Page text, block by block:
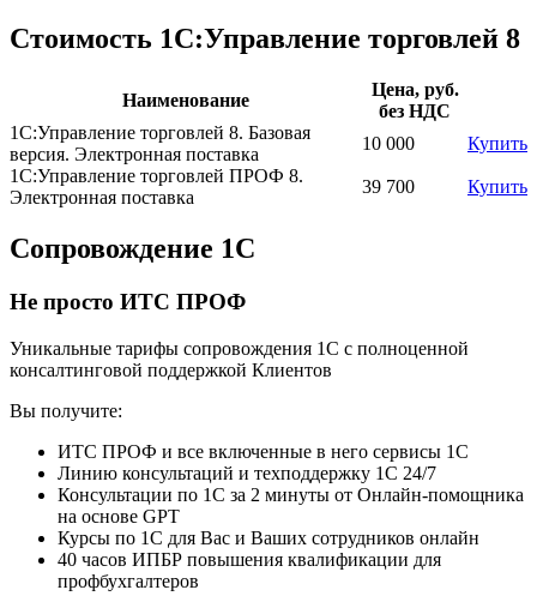
Стоимость 1С:Управление торговлей 8
Наименование
Цена, руб.
без НДС
1С:Управление торговлей 8. Базовая
версия. Электронная поставка
10 000
Купить
1С:Управление торговлей ПРОФ 8.
Электронная поставка
39 700 Купить
Сопровождение 1С
Не просто ИТС ПРОФ
Уникальные тарифы сопровождения 1С с полноценной
консалтинговой поддержкой Клиентов
Вы получите:
ИТС ПРОФ и все включенные в него сервисы 1С
Линию консультаций и техподдержку 1С 24/7
Консультации по 1С за 2 минуты от Онлайн-помощника
на основе GPT
Курсы по 1С для Вас и Ваших сотрудников онлайн
40 часов ИПБР повышения квалификации для
профбухгалтеров